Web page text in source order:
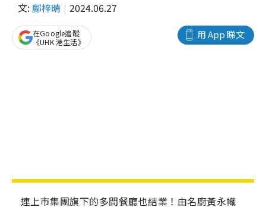
文: 鄺梓晴 2024.06.27
用 App 睇文
在Google追蹤
《UHK 港生活》
連上市集團旗下的多間餐廳也結業！由名廚黃永幟